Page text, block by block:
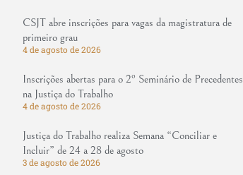
CSJT abre inscrições para vagas da magistratura de
primeiro grau
4 de agosto de 2026
Inscrições abertas para o 2º Seminário de Precedentes
na Justiça do Trabalho
4 de agosto de 2026
Justiça do Trabalho realiza Semana “Conciliar e
Incluir” de 24 a 28 de agosto
3 de agosto de 2026